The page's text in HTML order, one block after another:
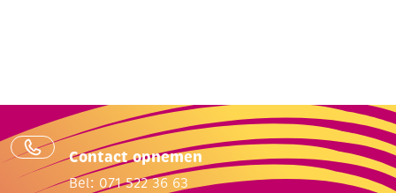
Contact opnemen
Bel: 071 522 36 63